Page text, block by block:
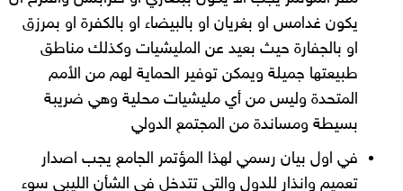
يكون غدامس او بغريان او بالبيضاء او بالكفرة او بمرزق
او بالجفارة حيث بعيد عن المليشيات وكذلك مناطق
طبيعتها جميلة ويمكن توفير الحماية لهم من الأمم
المتحدة وليس من أي مليشيات محلية وهي ضريبة
بسيطة ومساندة من المجتمع الدولي
في اول بيان رسمي لهذا المؤتمر الجامع يجب اصدار
تعميم وانذار للدول والتي تتدخل في الشأن الليبي سوء